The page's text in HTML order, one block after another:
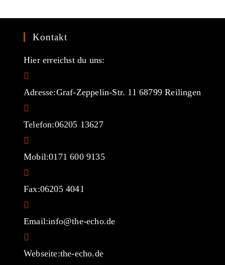
Kontakt
Hier erreichst du uns:
Adresse:Graf-Zeppelin-Str. 11 68799 Reilingen
Telefon:06205 13627
Mobil:0171 600 9135
Fax:06205 4041
Email:info@the-echo.de
Webseite:the-echo.de